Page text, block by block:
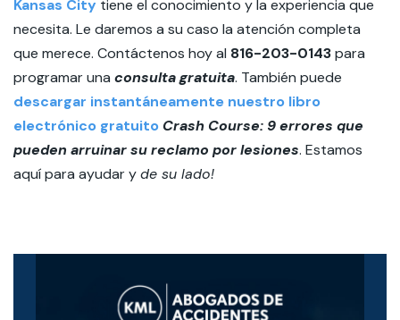
Kansas City tiene el conocimiento y la experiencia que
necesita. Le daremos a su caso la atención completa
que merece. Contáctenos hoy al 816-203-0143para
programar una consulta gratuita. También puede
descargar instantáneamente nuestro libro
electrónico gratuito Crash Course: 9 errores que
pueden arruinar su reclamo por lesiones. Estamos
aquí para ayudar yde su lado!